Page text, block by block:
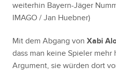
weiterhin Bayern-Jäger
IMAGO / Jan Huebner)
Mit dem Abgang von Xabi
dass man keine Spieler mehr
Argument, sie würden dort